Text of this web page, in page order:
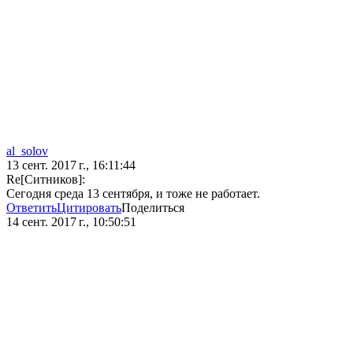
al_solov
13 сент. 2017 г., 16:11:44
Re[Ситников]:
Сегодня среда 13 сентября, и тоже не работает.
ОтветитьЦитироватьПоделиться
14 сент. 2017 г., 10:50:51